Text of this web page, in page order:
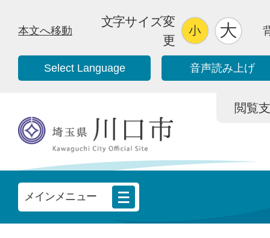
本文へ移動
文字サイズ変
更
Select Language 音声読み上げ
閲覧
メインメニュー